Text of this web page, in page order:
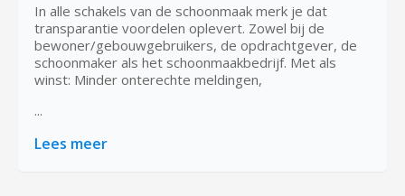
In alle schakels van de schoonmaak merk je dat
transparantie voordelen oplevert. Zowel bij de
bewoner/gebouwgebruikers, de opdrachtgever, de
schoonmaker als het schoonmaakbedrijf. Met als
winst: Minder onterechte meldingen,
...
Lees meer